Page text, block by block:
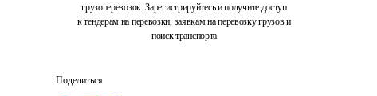
грузоперевозок. Зарегистрируйтесь и получите доступ
к тендерам на перевозки, заявкам на перевозку грузов и
поиск транспорта
Поделиться